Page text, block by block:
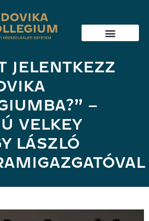
JELENTKEZZ
–
VELKEY
LÁSZLÓ